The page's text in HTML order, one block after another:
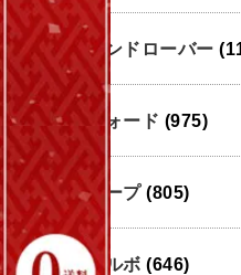
ランドローバー
フォード (975)
ジープ (805)
ボルボ (646)